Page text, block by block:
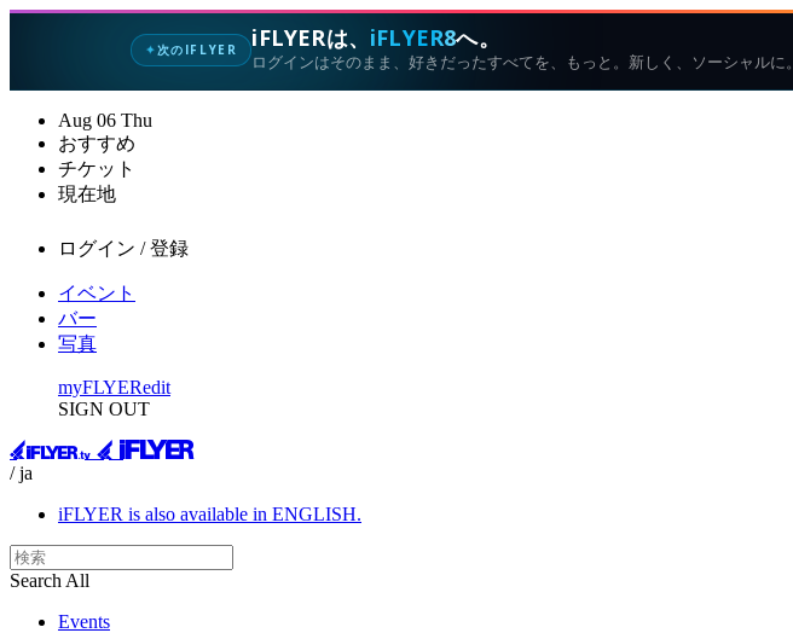
✦次のIFLYER iFLYERは、 iFLYER8へ。
ログインはそのまま、好きだったすべてを、もっと。新しく、ソーシャルに。
Aug 06 Thu
おすすめ
チケット
現在地
ログイン / 登録
イベント
バー
写真
myFLYERedit
SIGN OUT
/ ja
iFLYER is also available in ENGLISH.
Search All
Events